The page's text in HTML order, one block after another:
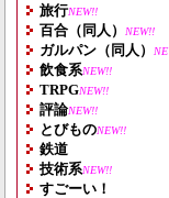
旅行NEW!!
百合（同人） NEW!!
ガルパン（同人）
飲食系NEW!!
TRPGNEW!!
評論NEW!!
とびものNEW!!
鉄道
技術系NEW!!
すごーい！